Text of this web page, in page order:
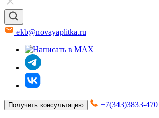
ekb@novayaplitka.ru
Получить консультацию +7(343)3833-470